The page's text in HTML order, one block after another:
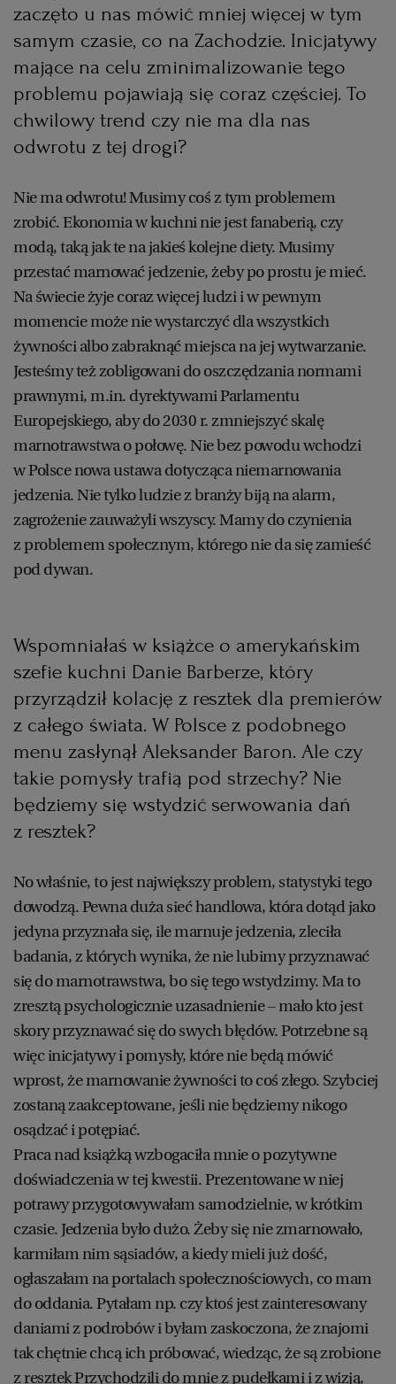
zaczęto u nas mówić mniej więcej w tym
samym czasie, co na Zachodzie. Inicjatywy
mające na celu zminimalizowanie tego
problemu pojawiają się coraz częściej. To
chwilowy trend czy nie ma dla nas
odwrotu z tej drogi?
Nie ma odwrotu! Musimy coś z tym problemem
zrobić. Ekonomia w kuchni nie jest fanaberią, czy
modą, taką jak te na jakieś kolejne diety. Musimy
przestać marnować jedzenie, żeby po prostu je mieć.
Na świecie żyje coraz więcej ludzi i w pewnym
momencie może nie wystarczyć dla wszystkich
żywności albo zabraknąć miejsca na jej wytwarzanie.
Jesteśmy też zobligowani do oszczędzania normami
prawnymi, m.in. dyrektywami Parlamentu
Europejskiego, aby do 2030 r. zmniejszyć skalę
marnotrawstwa o połowę. Nie bez powodu wchodzi
w Polsce nowa ustawa dotycząca niemarnowania
jedzenia. Nie tylko ludzie z branży biją na alarm,
zagrożenie zauważyli wszyscy. Mamy do czynienia
z problemem społecznym, którego nie da się zamieść
pod dywan.
Wspomniałaś w książce o amerykańskim
szefie kuchni Danie Barberze, który
przyrządził kolację z resztek dla premierów
z całego świata. W Polsce z podobnego
menu zasłynął Aleksander Baron. Ale czy
takie pomysły trafią pod strzechy? Nie
będziemy się wstydzić serwowania dań
z resztek?
No właśnie, to jest największy problem, statystyki tego
dowodzą. Pewna duża sieć handlowa, która dotąd jako
jedyna przyznała się, ile marnuje jedzenia, zleciła
badania, z których wynika, że nie lubimy przyznawać
się do marnotrawstwa, bo się tego wstydzimy. Ma to
zresztą psychologicznie uzasadnienie – mało kto jest
skory przyznawać się do swych błędów. Potrzebne są
więc inicjatywy i pomysły, które nie będą mówić
wprost, że marnowanie żywności to coś złego. Szybciej
zostaną zaakceptowane, jeśli nie będziemy nikogo
osądzać i potępiać.
Praca nad książką wzbogaciła mnie o pozytywne
doświadczenia w tej kwestii. Prezentowane w niej
potrawy przygotowywałam samodzielnie, w krótkim
czasie. Jedzenia było dużo. Żeby się nie zmarnowało,
karmiłam nim sąsiadów, a kiedy mieli już dość,
ogłaszałam na portalach społecznościowych, co mam
do oddania. Pytałam np. czy ktoś jest zainteresowany
daniami z podrobów i byłam zaskoczona, że znajomi
tak chętnie chcą ich próbować, wiedząc, że są zrobione
z resztek Przychodzili do mnie z pudełkami i z wizją,